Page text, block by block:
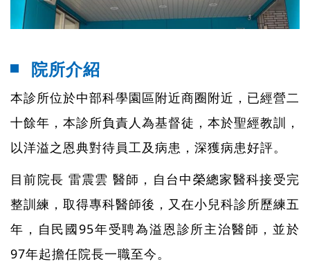
院所介紹
本診所位於中部科學園區附近商圈附近，已經營二
十餘年，本診所負責人為基督徒，本於聖經教訓，
以洋溢之恩典對待員工及病患，深獲病患好評。
目前院長 雷震雲 醫師，自台中榮總家醫科接受完
整訓練，取得專科醫師後，又在小兒科診所歷練五
年，自民國95年受聘為溢恩診所主治醫師，並於
97年起擔任院長一職至今。